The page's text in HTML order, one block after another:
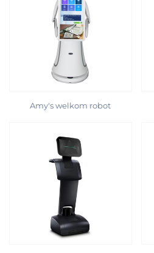
Amy's welkom robot